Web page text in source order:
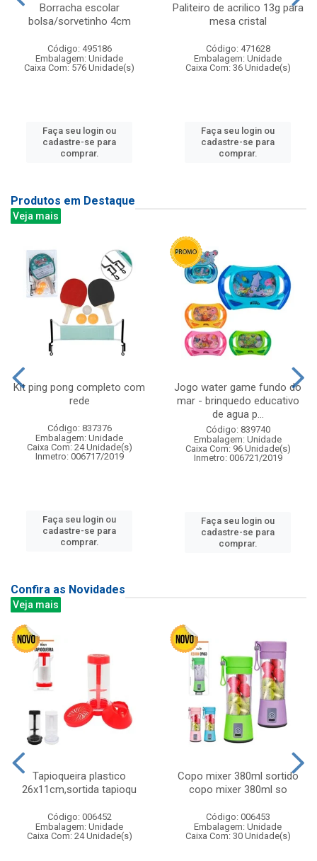
Borracha escolar
bolsa/sorvetinho 4cm
Código: 495186
Embalagem: Unidade
Caixa Com: 576 Unidade(s)
Faça seu login ou
cadastre-se para
comprar.
Paliteiro de acrilico 13g para
mesa cristal
Código: 471628
Embalagem: Unidade
Caixa Com: 36 Unidade(s)
Faça seu login ou
cadastre-se para
comprar.
Produtos em Destaque
Veja mais
Kit ping pong completo com
rede
Código: 837376
Embalagem: Unidade
Caixa Com: 24 Unidade(s)
Inmetro: 006717/2019
Faça seu login ou
cadastre-se para
comprar.
Jogo water game fundo do
mar - brinquedo educativo
de agua p...
Código: 839740
Embalagem: Unidade
Caixa Com: 96 Unidade(s)
Inmetro: 006721/2019
Faça seu login ou
cadastre-se para
comprar.
Confira as Novidades
Veja mais
Tapioqueira plastico
26x11cm,sortida tapioqu
Código: 006452
Embalagem: Unidade
Caixa Com: 24 Unidade(s)
Copo mixer 380ml sortido
copo mixer 380ml so
Código: 006453
Embalagem: Unidade
Caixa Com: 30 Unidade(s)